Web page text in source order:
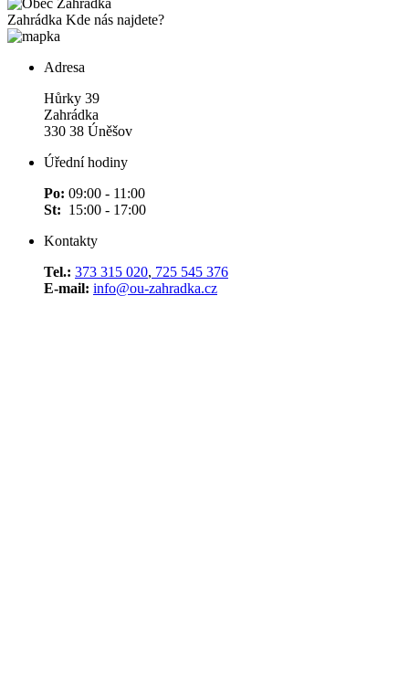
Zahrádka Kde nás najdete?
Adresa
Hůrky 39
Zahrádka
330 38 Úněšov
Úřední hodiny
Po: 09:00 - 11:00
St: 15:00 - 17:00
Kontakty
Tel.: 373 315 020, 725 545 376
E-mail: info@ou-zahradka.cz